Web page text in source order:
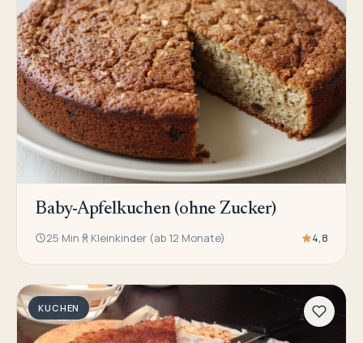
Baby-Apfelkuchen (ohne Zucker)
25 Min Kleinkinder (ab 12 Monate) 4,8
KUCHEN